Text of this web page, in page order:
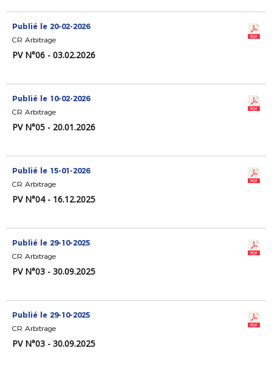
Publié le 20-02-2026
CR Arbitrage
PV N°06 - 03.02.2026
Publié le 10-02-2026
CR Arbitrage
PV N°05 - 20.01.2026
Publié le 15-01-2026
CR Arbitrage
PV N°04 - 16.12.2025
Publié le 29-10-2025
CR Arbitrage
PV N°03 - 30.09.2025
Publié le 29-10-2025
CR Arbitrage
PV N°03 - 30.09.2025